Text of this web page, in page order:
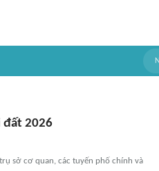
đất 2026
sở cơ quan, các tuyến phố chính và